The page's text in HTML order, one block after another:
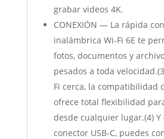
grabar videos 4K.
CONEXIÓN — La rápida
inalámbrica Wi-Fi 6E te
fotos, documentos y
pesados a toda
Fi cerca, la compatibilidad
ofrece total flexibilidad
desde cualquier lugar.(4) Y
conector USB-C, puedes